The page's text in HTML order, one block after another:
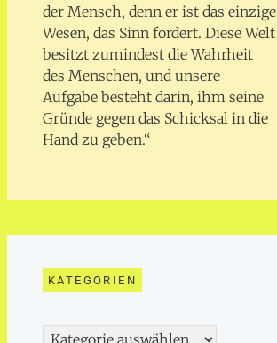
der Mensch, denn er ist das einzige
Wesen, das Sinn fordert. Diese Welt
besitzt zumindest die Wahrheit
des Menschen, und unsere
Aufgabe besteht darin, ihm seine
Gründe gegen das Schicksal in die
Hand zu geben.“
KATEGORIEN
Kategorien